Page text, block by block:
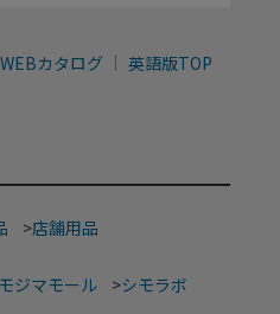
WEBカタログ 英語版TOP
>店舗用品
ジマモール >シモラボ